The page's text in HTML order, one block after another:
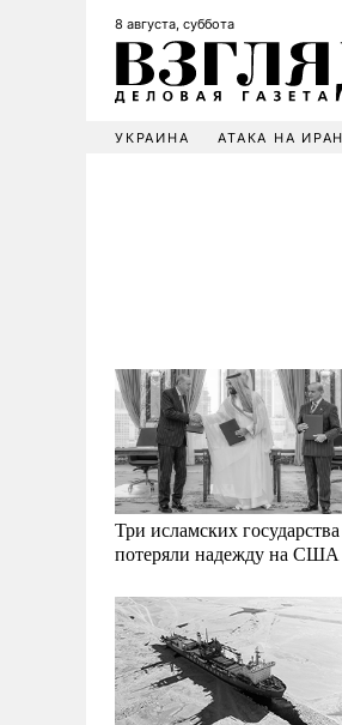
8 августа, суббота
УКРАИНА АТАКА НА ИРАН
Три исламских государства
потеряли надежду на США